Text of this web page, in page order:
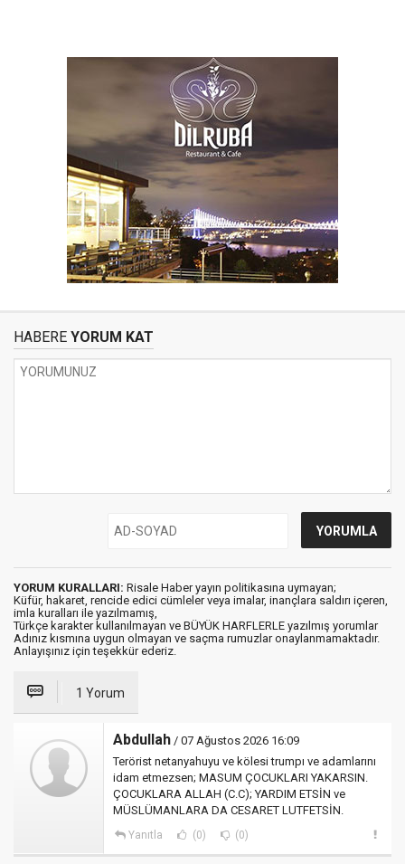
HABERE YORUM KAT
YORUM KURALLARI: Risale Haber yayın politikasına uymayan;
Küfür, hakaret, rencide edici cümleler veya imalar, inançlara saldırı içeren,
imla kuralları ile yazılmamış,
Türkçe karakter kullanılmayan ve BÜYÜK HARFLERLE yazılmış yorumlar
Adınız kısmına uygun olmayan ve saçma rumuzlar onaylanmamaktadır.
Anlayışınız için teşekkür ederiz.
1 Yorum
Abdullah / 07 Ağustos 2026 16:09
Terörist netanyahuyu ve kölesi trumpı ve adamlarını
idam etmezsen; MASUM ÇOCUKLARI YAKARSIN.
ÇOCUKLARA ALLAH (C.C); YARDIM ETSİN ve
MÜSLÜMANLARA DA CESARET LUTFETSİN.
Yanıtla (0) (0)